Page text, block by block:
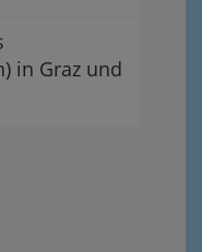
in Graz und